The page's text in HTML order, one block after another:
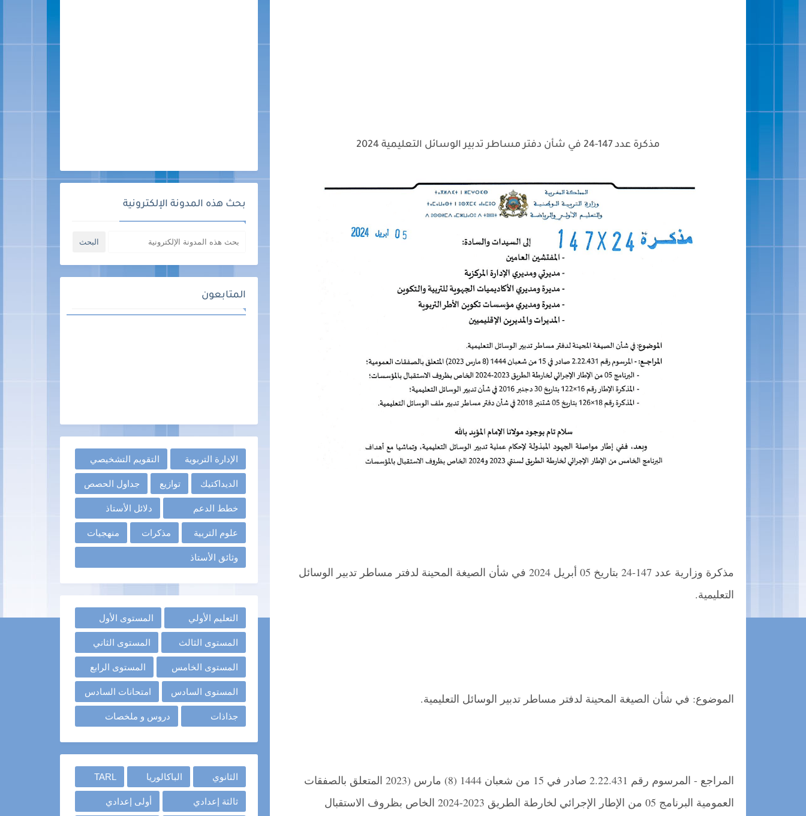
​مذكرة عدد 147-24 في شأن دفتر مساطر تدبير الوسائل التعليمية 2024
​مذكرة وزارية عدد 147-24 بتاريخ 05 أبريل 2024 في شأن الصيغة المحينة لدفتر مساطر تدبير الوسائل
التعليمية.
الموضوع: في شأن الصيغة المحينة لدفتر مساطر تدبير الوسائل التعليمية.
المراجع - المرسوم رقم 2.22.431 صادر في 15 من شعبان 1444 (8) مارس (2023 المتعلق بالصفقات
العمومية البرنامج 05 من الإطار الإجرائي لخارطة الطريق 2023-2024 الخاص بظروف الاستقبال
بحث هذه المدونة الإلكترونية
المتابعون
الإدارة التربوية التقويم التشخيصي
الديداكتيك توازيع جداول الحصص
خطط الدعم دلائل الأستاذ
علوم التربية مذكرات منهجيات
وثائق الأستاذ
التعليم الأولي المستوى الأول
المستوى الثالث المستوى الثاني
المستوى الخامس المستوى الرابع
المستوى السادس امتحانات السادس
جذاذات دروس و ملخصات
الثانوي الباكالوريا TARL
ثالثة إعدادي أولى إعدادي